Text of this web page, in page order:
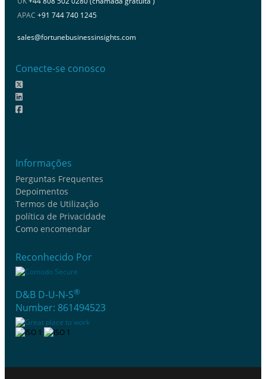
APAC +91 744 740 1245
sales@fortunebusinessinsights.com
Conecte-se conosco
Informações
Perguntas Frequentes
Depoimentos
Termos de Utilização
política de Privacidade
Como encomendar
Reconhecido Por
D&B D-U-N-S®
Number: 861494523